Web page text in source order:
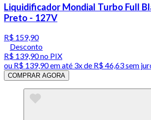
Liquidificador Mondial Turbo Full
Preto - 127V
R$ 159,90
Desconto
R$ 139,90no PIX
ou R$ 139,90em até 3x de R$ 46,63 sem
COMPRAR AGORA